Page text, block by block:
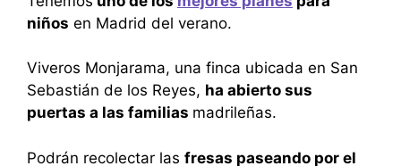
niños en Madrid del verano.
Viveros Monjarama, una finca ubicada en San
Sebastián de los Reyes, ha abierto sus
puertas a las familias madrileñas.
Podrán recolectar las fresas paseando por el